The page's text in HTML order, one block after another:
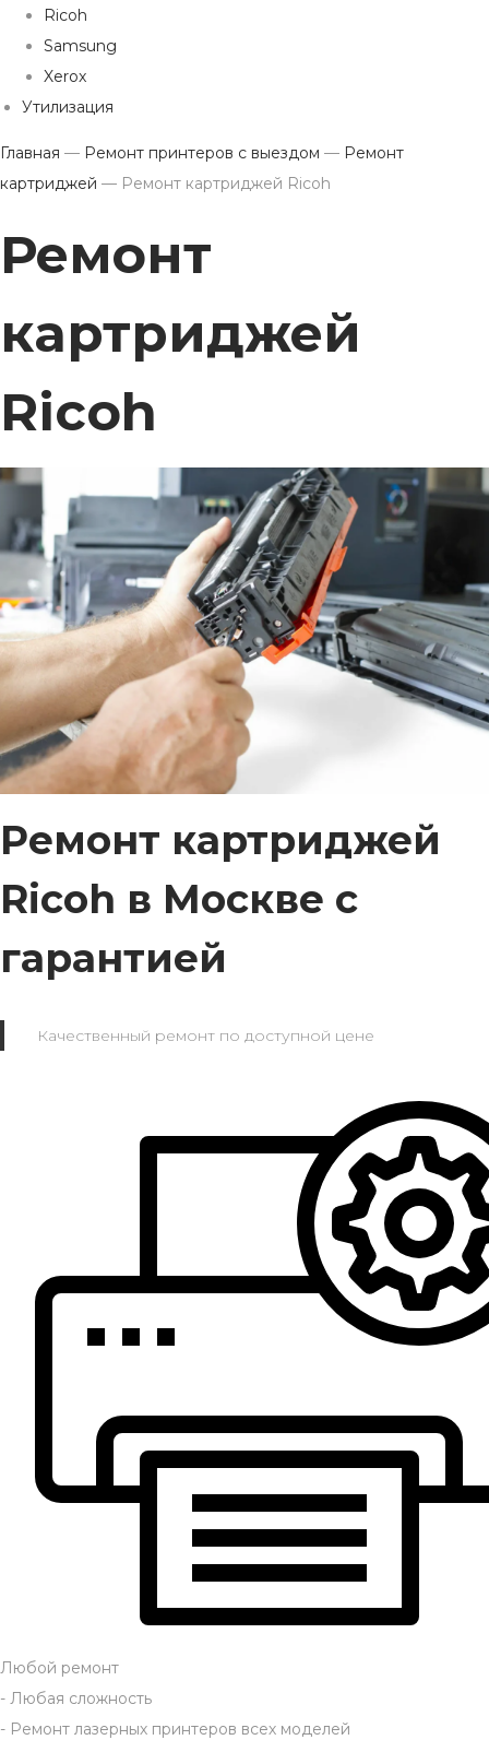
Ricoh
Samsung
Xerox
Утилизация
Главная — Ремонт принтеров с выездом — Ремонт
картриджей — Ремонт картриджей Ricoh
Ремонт
картриджей
Ricoh
Ремонт картриджей
Ricoh в Москве с
гарантией
Качественный ремонт по доступной цене
Любой ремонт
- Любая сложность
- Ремонт лазерных принтеров всех моделей